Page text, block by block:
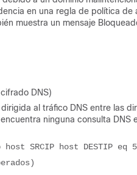
en una regla de política
muestra un mensaje
DNS)
al tráfico DNS entre las
ninguna consulta
SRCIP host DESTIP eq